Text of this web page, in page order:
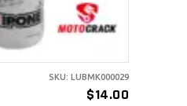
$14.00
SKU: LUBMK000029